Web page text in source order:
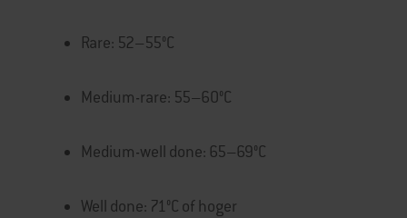
Rare: 52–55°C
Medium-rare: 55–60°C
Medium-well done: 65–69°C
Well done: 71°C of hoger